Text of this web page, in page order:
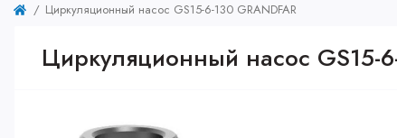
Циркуляционный насос GS15-6-130 GRANDFAR
Циркуляционный насос GS15-